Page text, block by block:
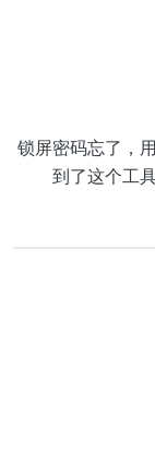
锁屏密码忘了，
到了这个工